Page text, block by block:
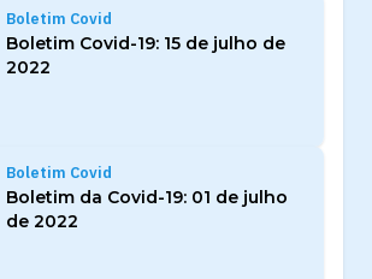
Boletim Covid
Boletim Covid-19: 15 de julho de
2022
Boletim Covid
Boletim da Covid-19: 01 de julho
de 2022